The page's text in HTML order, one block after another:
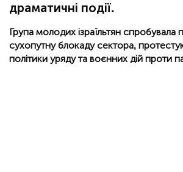
драматичні події.
Група молодих ізраїльтян спробувала
сухопутну блокаду сектора,
політики уряду та воєнних дій проти